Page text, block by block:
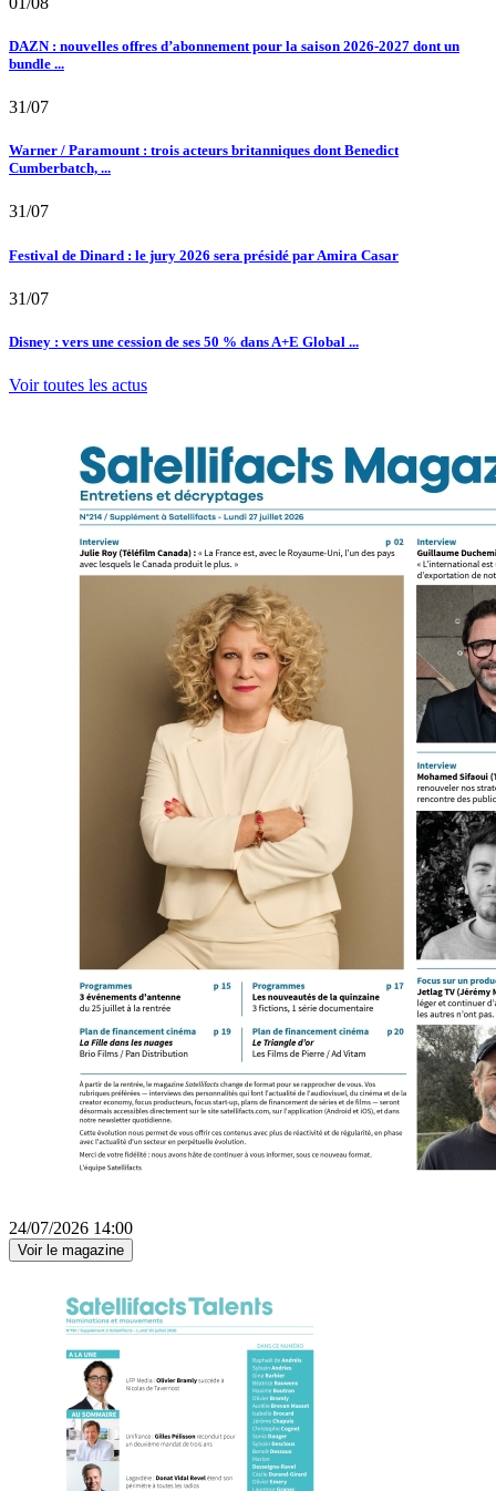
DAZN : nouvelles offres d’abonnement pour la saison 2026-2027 dont un
bundle ...
31/07
Warner / Paramount : trois acteurs britanniques dont Benedict
Cumberbatch, ...
31/07
Festival de Dinard : le jury 2026 sera présidé par Amira Casar
31/07
Disney : vers une cession de ses 50 % dans A+E Global ...
Voir toutes les actus
24/07/2026 14:00
Voir le magazine